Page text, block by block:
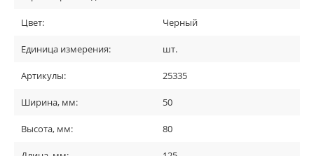
Цвет: Черный
Единица измерения: шт.
Артикулы: 25335
Ширина, мм: 50
Высота, мм: 80